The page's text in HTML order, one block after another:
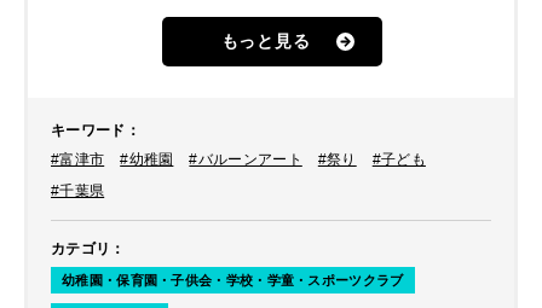
もっと見る
キーワード ：
#富津市
#幼稚園 #バルーンアート #祭り
#子ども
#千葉県
カテゴリ ：
幼稚園・保育園・子供会・学校・学童・スポーツクラブ